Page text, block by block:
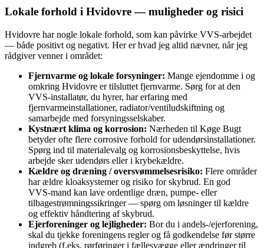
Lokale forhold i Hvidovre — muligheder og risici
Hvidovre har nogle lokale forhold, som kan påvirke VVS‑arbejdet
— både positivt og negativt. Her er hvad jeg altid nævner, når jeg
rådgiver venner i området:
Fjernvarme og lokale forsyninger: Mange ejendomme i og
omkring Hvidovre er tilsluttet fjernvarme. Sørg for at den
VVS‑installatør, du hyrer, har erfaring med
fjernvarmeinstallationer, radiator/ventiludskiftning og
samarbejde med forsyningsselskaber.
Kystnært klima og korrosion: Nærheden til Køge Bugt
betyder ofte flere corrosive forhold for udendørsinstallationer.
Spørg ind til materialevalg og korrosionsbeskyttelse, hvis
arbejde sker udendørs eller i krybekældre.
Kældre og dræning / oversvømmelsesrisiko: Flere områder
har ældre kloaksystemer og risiko for skybrud. En god
VVS‑mand kan lave ordentlige dræn, pumpe- eller
tilbagestrømningssikringer — spørg om løsninger til kældre
og effektiv håndtering af skybrud.
Ejerforeninger og lejligheder: Bor du i andels‑/ejerforening,
skal du tjekke foreningens regler og få godkendelse før større
indgreb (f.eks. rørføringer i fællesvægge eller ændringer til